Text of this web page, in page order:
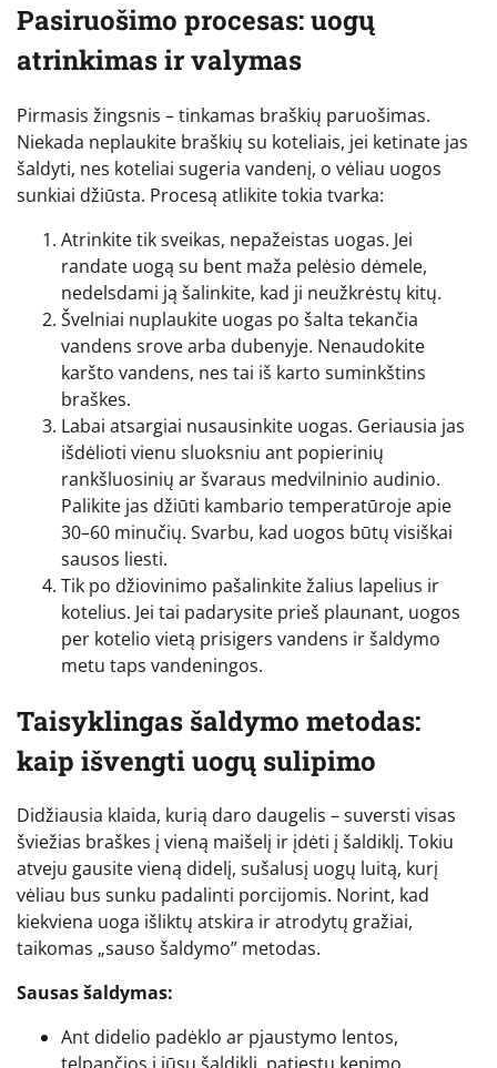
Pasiruošimo procesas: uogų
atrinkimas ir valymas
Pirmasis žingsnis – tinkamas braškių paruošimas.
Niekada neplaukite braškių su koteliais, jei ketinate jas
šaldyti, nes koteliai sugeria vandenį, o vėliau uogos
sunkiai džiūsta. Procesą atlikite tokia tvarka:
Atrinkite tik sveikas, nepažeistas uogas. Jei
randate uogą su bent maža pelėsio dėmele,
nedelsdami ją šalinkite, kad ji neužkrėstų kitų.
Švelniai nuplaukite uogas po šalta tekančia
vandens srove arba dubenyje. Nenaudokite
karšto vandens, nes tai iš karto suminkštins
braškes.
Labai atsargiai nusausinkite uogas. Geriausia jas
išdėlioti vienu sluoksniu ant popierinių
rankšluosinių ar švaraus medvilninio audinio.
Palikite jas džiūti kambario temperatūroje apie
30–60 minučių. Svarbu, kad uogos būtų visiškai
sausos liesti.
Tik po džiovinimo pašalinkite žalius lapelius ir
kotelius. Jei tai padarysite prieš plaunant, uogos
per kotelio vietą prisigers vandens ir šaldymo
metu taps vandeningos.
Taisyklingas šaldymo metodas:
kaip išvengti uogų sulipimo
Didžiausia klaida, kurią daro daugelis – suversti visas
šviežias braškes į vieną maišelį ir įdėti į šaldiklį. Tokiu
atveju gausite vieną didelį, sušalusį uogų luitą, kurį
vėliau bus sunku padalinti porcijomis. Norint, kad
kiekviena uoga išliktų atskira ir atrodytų gražiai,
taikomas „sauso šaldymo” metodas.
Sausas šaldymas:
Ant didelio padėklo ar pjaustymo lentos,